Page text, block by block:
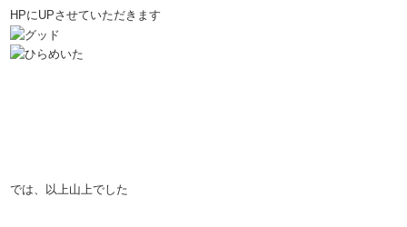
HPにUPさせていただきます
では、以上山上でした